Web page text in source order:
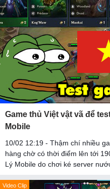
Game thủ Việt vật vã để
Mobile
10/02 12:19 - Thậm chí nhiều
hàng chờ có thời điểm lên tới
Lý Mobile do chơi ké server
Video Clip